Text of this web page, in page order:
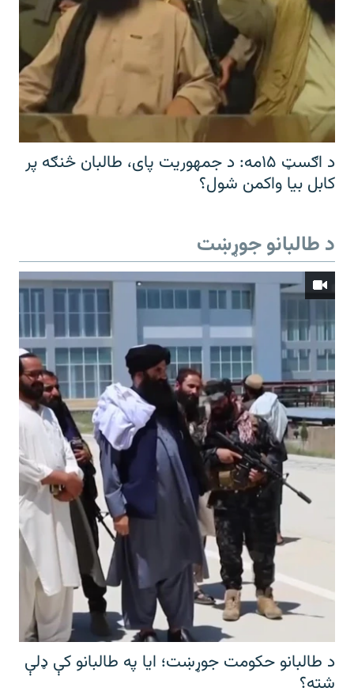
د اګسټ ۱۵مه: د جمهوریت پای، طالبان څنګه پر
کابل بیا واکمن شول؟
د طالبانو جوړښت
د طالبانو حکومت جوړښت؛ ایا په طالبانو کې ډلې
شته؟